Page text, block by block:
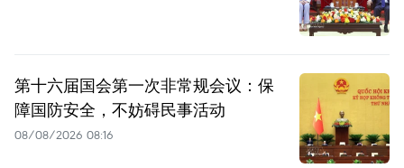
第十六届国会第一次非常规会议：保
障国防安全，不妨碍民事活动
08/08/2026 08:16